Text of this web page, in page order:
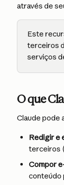
através de
Este
terceiros
serviços
O que
Claude pode
Redigir e
terceiros
Compor
conteúdo